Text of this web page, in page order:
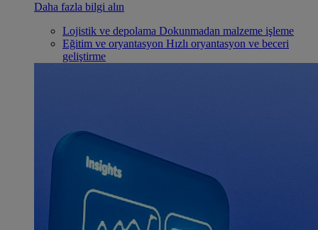
Daha fazla bilgi alın
Lojistik ve depolama Dokunmadan malzeme işleme
Eğitim ve oryantasyon Hızlı oryantasyon ve beceri
geliştirme